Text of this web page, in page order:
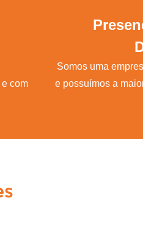
com
Somos uma
e possuímos a